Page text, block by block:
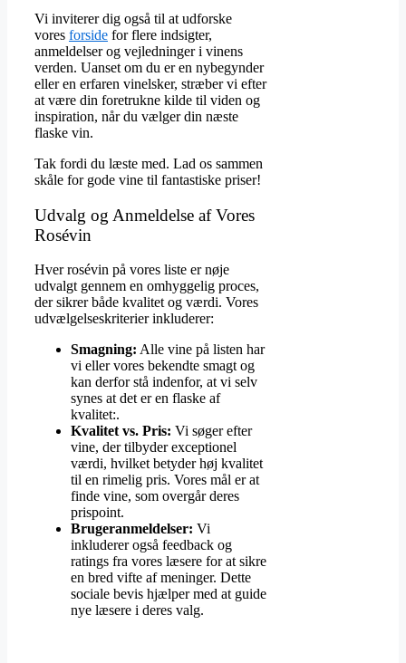
Vi inviterer dig også til at udforske
vores forside for flere indsigter,
anmeldelser og vejledninger i vinens
verden. Uanset om du er en nybegynder
eller en erfaren vinelsker, stræber vi efter
at være din foretrukne kilde til viden og
inspiration, når du vælger din næste
flaske vin.
Tak fordi du læste med. Lad os sammen
skåle for gode vine til fantastiske priser!
Udvalg og Anmeldelse af Vores
Rosévin
Hver rosévin på vores liste er nøje
udvalgt gennem en omhyggelig proces,
der sikrer både kvalitet og værdi. Vores
udvælgelseskriterier inkluderer:
Smagning: Alle vine på listen har
vi eller vores bekendte smagt og
kan derfor stå indenfor, at vi selv
synes at det er en flaske af
kvalitet:.
Kvalitet vs. Pris: Vi søger efter
vine, der tilbyder exceptionel
værdi, hvilket betyder høj kvalitet
til en rimelig pris. Vores mål er at
finde vine, som overgår deres
prispoint.
Brugeranmeldelser: Vi
inkluderer også feedback og
ratings fra vores læsere for at sikre
en bred vifte af meninger. Dette
sociale bevis hjælper med at guide
nye læsere i deres valg.